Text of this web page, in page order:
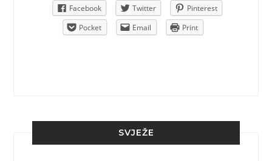
Facebook Twitter
Pinterest
Pocket
Email Print
SVJEŽE